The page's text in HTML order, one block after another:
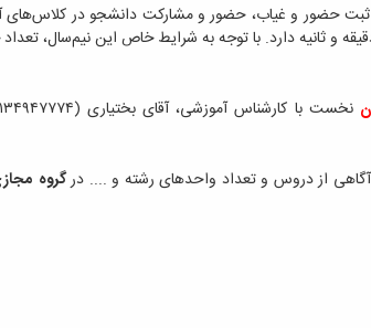
حضور و غیاب، حضور و مشارکت دانشجو در کلاس‌های
دارد. با توجه به شرایط خاص این نیم‌سال، تعداد
آگاهی از دروس و تعداد واحدهای رشته و .... درگروه